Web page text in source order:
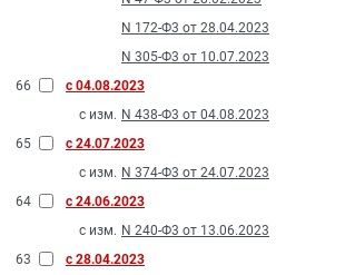
N 172-Ф3 от 28.04.2023
N 305-Ф3 от 10.07.2023
66
с 04.08.2023
с изм. N 438-Ф3 от 04.08.2023
65
с 24.07.2023
с изм. N 374-Ф3 от 24.07.2023
64
с 24.06.2023
с изм. N 240-Ф3 от 13.06.2023
63
с 28.04.2023